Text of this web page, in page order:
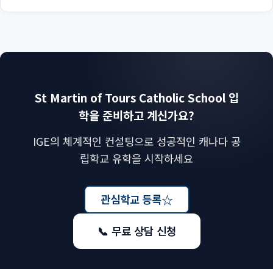
St Martin of Tours Catholic School 입
학을 준비하고 계신가요?
IGE의 체계적인 컨설팅으로 성공적인 캐나다 공
립학교 유학을 시작하세요
관심학교 등록☆
📞 무료 상담 신청